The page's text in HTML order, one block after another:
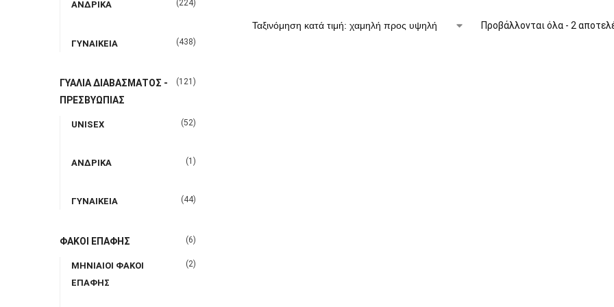
Προβάλλονται όλα - 2
ΑΝΔΡΙΚΑ (224)
ΓΥΝΑΙΚΕΙΑ (438)
ΓΥΑΛΙΑ ΔΙΑΒΑΣΜΑΤΟΣ -
ΠΡΕΣΒΥΩΠΙΑΣ
(121)
UNISEX (52)
ΑΝΔΡΙΚΑ (1)
ΓΥΝΑΙΚΕΙΑ (44)
ΦΑΚΟΙ ΕΠΑΦΗΣ (6)
ΜΗΝΙΑΙΟΙ ΦΑΚΟΙ
ΕΠΑΦΗΣ
(2)